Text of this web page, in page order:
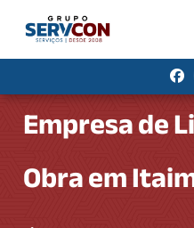
Empresa de
Obra em